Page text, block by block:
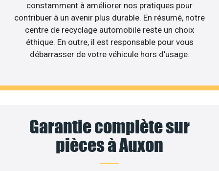
constamment à améliorer nos pratiques pour
contribuer à un avenir plus durable. En résumé, notre
centre de recyclage automobile reste un choix
éthique. En outre, il est responsable pour vous
débarrasser de votre véhicule hors d’usage.
Garantie complète sur
pièces à Auxon